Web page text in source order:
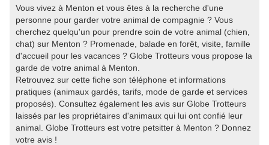
Vous vivez à Menton et vous êtes à la recherche d'une
personne pour garder votre animal de compagnie ? Vous
cherchez quelqu'un pour prendre soin de votre animal (chien,
chat) sur Menton ? Promenade, balade en forêt, visite, famille
d'accueil pour les vacances ? Globe Trotteurs vous propose la
garde de votre animal à Menton.
Retrouvez sur cette fiche son téléphone et informations
pratiques (animaux gardés, tarifs, mode de garde et services
proposés). Consultez également les avis sur Globe Trotteurs
laissés par les propriétaires d'animaux qui lui ont confié leur
animal. Globe Trotteurs est votre petsitter à Menton ? Donnez
votre avis !